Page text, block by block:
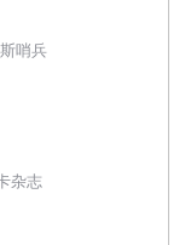
哨兵
杂志